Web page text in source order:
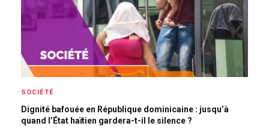
SOCIÉTÉ
Dignité bafouée en République dominicaine : jusqu’à
quand l’État haïtien gardera-t-il le silence ?